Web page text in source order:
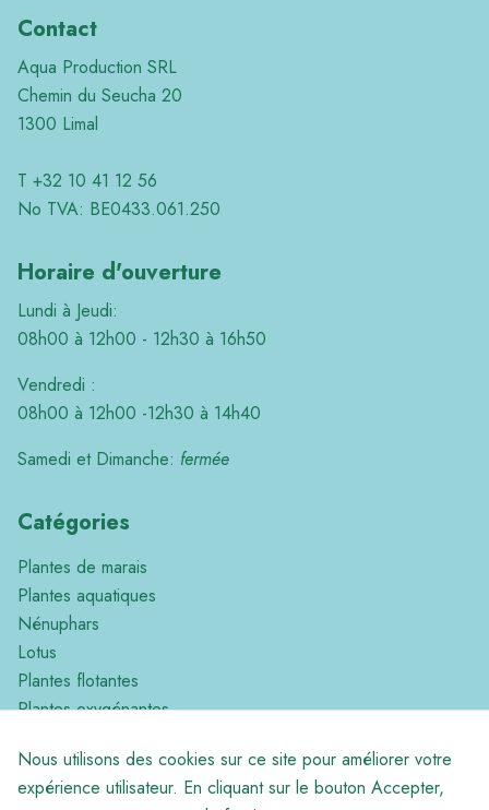
Contact
Aqua Production SRL
Chemin du Seucha 20
1300 Limal
T +32 10 41 12 56
No TVA: BE0433.061.250
Horaire d'ouverture
Lundi à Jeudi:
08h00 à 12h00 - 12h30 à 16h50
Vendredi :
08h00 à 12h00 -12h30 à 14h40
Samedi et Dimanche: fermée
Catégories
Plantes de marais
Plantes aquatiques
Nénuphars
Lotus
Plantes flotantes
Plantes oxygénantes
Divers
Nous utilisons des cookies sur ce site pour améliorer votre
expérience utilisateur. En cliquant sur le bouton Accepter,